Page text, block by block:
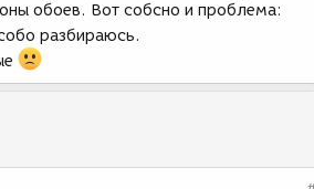
обоев. Вот собсно и проблема:
разбираюсь.